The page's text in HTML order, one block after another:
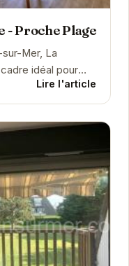
- Proche Plage
Mer, La
idéal pour
Lire l'article